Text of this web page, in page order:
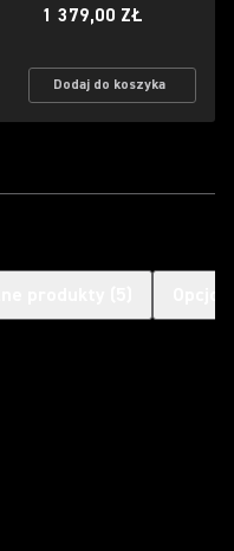
1 379,00 ZŁ
Dodaj do koszyka